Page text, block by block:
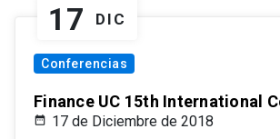
17 DIC
Conferencias
Finance UC 15th International
17 de Diciembre de 2018